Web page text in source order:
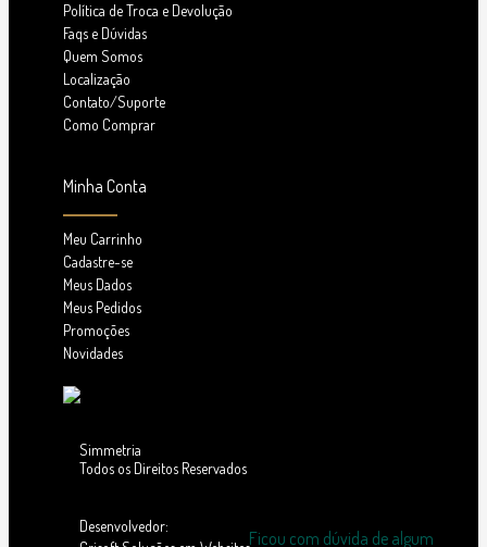
Ficou com dúvida de algum
Política de Troca e Devolução
Faqs e Dúvidas
Quem Somos
Localização
Contato/Suporte
Como Comprar
Minha Conta
Meu Carrinho
Cadastre-se
Meus Dados
Meus Pedidos
Promoções
Novidades
Simmetria
Todos os Direitos Reservados
Desenvolvedor: